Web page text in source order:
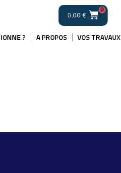
0,00 €
0
? A PROPOS VOS TRAVAUX